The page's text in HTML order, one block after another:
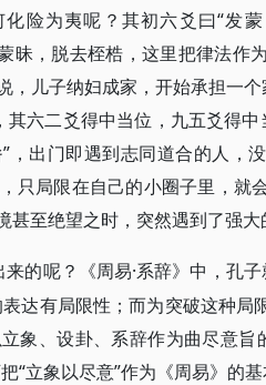
险为夷呢？其初六爻曰“发
昧，脱去桎梏，这里把律法作
，儿子纳妇成家，开始承担一
六二爻得中当位，九五爻得
，出门即遇到志同道合的人，
只局限在自己的小圈子里，就
至绝望之时，突然遇到了强大
来的呢？《周易·系辞》中，孔
达有局限性；而为突破这种局
象、设卦、系辞作为曲尽意
“立象以尽意”作为《周易》的